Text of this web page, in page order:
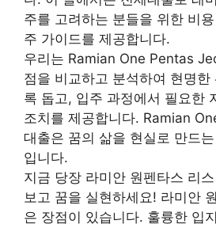
주를 고려하는 분들을 위한 비
주 가이드를 제공합니다.
우리는 Ramian One Pentas
점을 비교하고 분석하여 현명한
록 돕고, 입주 과정에서 필요한
조치를 제공합니다. Ramian
대출은 꿈의 삶을 현실로 만드
입니다.
지금 당장 라미안 원펜타스 리
보고 꿈을 실현하세요! 라미안
은 장점이 있습니다. 훌륭한 입